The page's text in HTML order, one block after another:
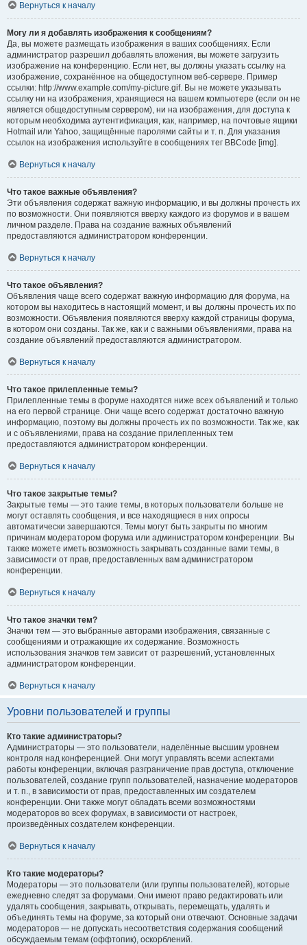
Вернуться к началу
Могу ли я добавлять изображения к сообщениям?
Да, вы можете размещать изображения в ваших сообщениях. Если
администратор разрешил добавлять вложения, вы можете загрузить
изображение на конференцию. Если нет, вы должны указать ссылку на
изображение, сохранённое на общедоступном веб-сервере. Пример
ссылки: http://www.example.com/my-picture.gif. Вы не можете указывать
ссылку ни на изображения, хранящиеся на вашем компьютере (если он не
является общедоступным сервером), ни на изображения, для доступа к
которым необходима аутентификация, как, например, на почтовые ящики
Hotmail или Yahoo, защищённые паролями сайты и т. п. Для указания
ссылок на изображения используйте в сообщениях тег BBCode [img].
Вернуться к началу
Что такое важные объявления?
Эти объявления содержат важную информацию, и вы должны прочесть их
по возможности. Они появляются вверху каждого из форумов и в вашем
личном разделе. Права на создание важных объявлений
предоставляются администратором конференции.
Вернуться к началу
Что такое объявления?
Объявления чаще всего содержат важную информацию для форума, на
котором вы находитесь в настоящий момент, и вы должны прочесть их по
возможности. Объявления появляются вверху каждой страницы форума,
в котором они созданы. Так же, как и с важными объявлениями, права на
создание объявлений предоставляются администратором.
Вернуться к началу
Что такое прилепленные темы?
Прилепленные темы в форуме находятся ниже всех объявлений и только
на его первой странице. Они чаще всего содержат достаточно важную
информацию, поэтому вы должны прочесть их по возможности. Так же, как
и с объявлениями, права на создание прилепленных тем
предоставляются администратором конференции.
Вернуться к началу
Что такое закрытые темы?
Закрытые темы — это такие темы, в которых пользователи больше не
могут оставлять сообщения, и все находящиеся в них опросы
автоматически завершаются. Темы могут быть закрыты по многим
причинам модератором форума или администратором конференции. Вы
также можете иметь возможность закрывать созданные вами темы, в
зависимости от прав, предоставленных вам администратором
конференции.
Вернуться к началу
Что такое значки тем?
Значки тем — это выбранные авторами изображения, связанные с
сообщениями и отражающие их содержание. Возможность
использования значков тем зависит от разрешений, установленных
администратором конференции.
Вернуться к началу
Уровни пользователей и группы
Кто такие администраторы?
Администраторы — это пользователи, наделённые высшим уровнем
контроля над конференцией. Они могут управлять всеми аспектами
работы конференции, включая разграничение прав доступа, отключение
пользователей, создание групп пользователей, назначение модераторов
и т. п., в зависимости от прав, предоставленных им создателем
конференции. Они также могут обладать всеми возможностями
модераторов во всех форумах, в зависимости от настроек,
произведённых создателем конференции.
Вернуться к началу
Кто такие модераторы?
Модераторы — это пользователи (или группы пользователей), которые
ежедневно следят за форумами. Они имеют право редактировать или
удалять сообщения, закрывать, открывать, перемещать, удалять и
объединять темы на форуме, за который они отвечают. Основные задачи
модераторов — не допускать несоответствия содержания сообщений
обсуждаемым темам (оффтопик), оскорблений.